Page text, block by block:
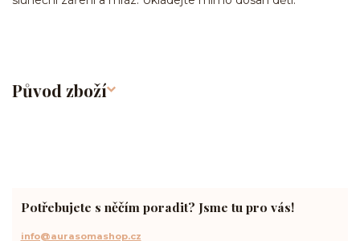
Původ zboží
Potřebujete s něčím poradit? Jsme tu pro vás!
info@aurasomashop.cz